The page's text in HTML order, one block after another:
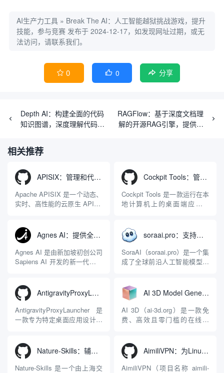
AI生产力工具 » Break The AI：人工智能越狱挑战游戏，提升
技能，参与竞赛 发布于 2024-12-17，如发现网址过期，或无
法访问，请联系我们。
 0  0 分享
Depth AI：构建全面的代码
知识图谱，深度理解代码库
RAGFlow：基于深度文档理
解的开源RAG引擎，提供高
相关推荐
APISIX：管理和代理API及大模型流量的高性能网关
Apache APISIX 是一个动态、
实时、高性能的云原生 API 网
LuaJIT 构建，并在 2019 年作
为顶级开源项目捐赠给
Apache 软件基金会。APISIX
彻底摒...
Cockpit Tools：管理多个AI编程IDE账号与配置多开独立实例的本地桌面应用
Cockpit Tools 是一款运行在本
地计算机上的桌面端应用程
程助手的账号与运行环境而设
计。它目前支持包括
Antigravity IDE、Codex、
GitHub Copilo...
Agnes AI：提供全模态模型免费API、支持图文视频生成与复杂工程执行的智能体平台
Agnes AI 是由新加坡初创公司
Sapiens AI 开发的新一代多模
限制，提供集文本、图像、视
频生成于一体的“全模态”大模
型能力。平台的核心产品矩阵
包括主打自动化工作流的
soraai.pro：支持多模型文字转视频和图像生成的在线创作工具
SoraAI（soraai.pro）是一个集
成了全球前沿人工智能模型的
者、营销人员及广大用户提供
一站式、开箱即用的视觉内容
生成解决方案。网站的核心优
势在于其强大的多模型聚合能
AntigravityProxyLauncher：免TUN全局代理使用Antigravity IDE
AntigravityProxyLauncher 是
一款专为特定桌面应用设计的
Windows 平台。当用户使用桌
面版 Gemini 客户端或
Antigravity IDE ...
AI 3D Model Generator：通过文本和图像快速生成3D模型的在线工具
AI 3D（ai-3d.org）是一款免
费、高效且零门槛的在线AI
动Seed 3D两大行业领先的AI
模型架构，致力于帮助用户无
需掌握复杂的3D拓扑知识或昂
Nature-Skills：辅助撰写学术论文和绘制科研图表的智能体插件
Nature-Skills 是一个由上海交
AimiliVPN：为Linux提供纯净出站家庭IP的VPN代理网关
AimiliVPN（项目名称 aimili-